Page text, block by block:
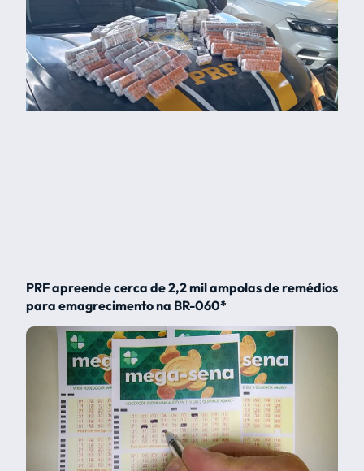
PRF apreende cerca de 2,2 mil ampolas de remédios
para emagrecimento na BR-060*